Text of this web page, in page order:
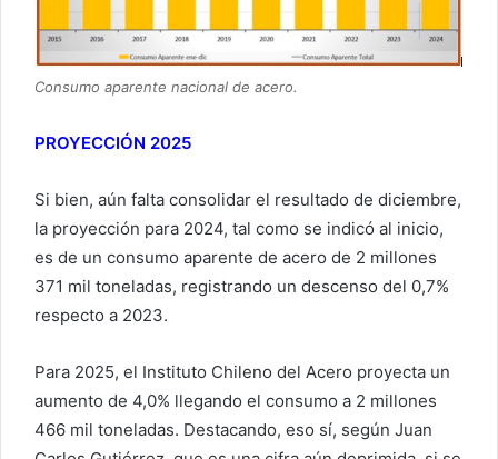
Consumo aparente nacional de acero.
PROYECCIÓN 2025
Si bien, aún falta consolidar el resultado de diciembre,
la proyección para 2024, tal como se indicó al inicio,
es de un consumo aparente de acero de 2 millones
371 mil toneladas, registrando un descenso del 0,7%
respecto a 2023.
Para 2025, el Instituto Chileno del Acero proyecta un
aumento de 4,0% llegando el consumo a 2 millones
466 mil toneladas. Destacando, eso sí, según Juan